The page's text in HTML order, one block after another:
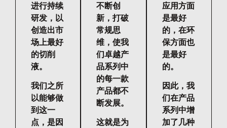
进行持续
研发，以
创造出市
场上最好
的切削
液。
我们之所
以能够做
到这一
点，是因
不断创
新，打破
常规思
维，使我
们卓越产
品系列中
的每一款
产品都不
断发展。
这就是为
应用方面
是最好
的，在环
保方面也
是最好
的。
因此，我
们在产品
系列中增
加了几种